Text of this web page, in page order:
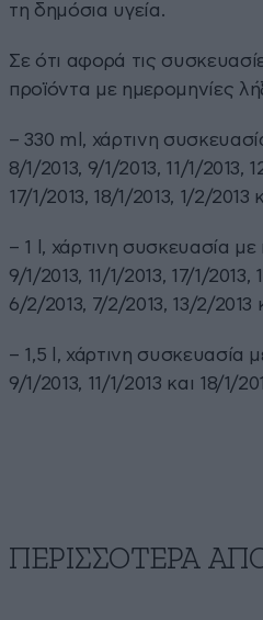
τη δημόσια υγεία.
Σε ότι αφορά τις
προϊόντα με ημερομηνίες
– 330 ml, χάρτινη
8/1/2013, 9/1/2013, 11/1/2013,
17/1/2013, 18/1/2013, 1/2/2013
– 1 l, χάρτινη συσκευασία
9/1/2013, 11/1/2013, 17/1/2013,
6/2/2013, 7/2/2013, 13/2/2013
– 1,5 l, χάρτινη συσκευασία
9/1/2013, 11/1/2013 και 18/1/
ΠΕΡΙΣΣΟΤΕΡΑ